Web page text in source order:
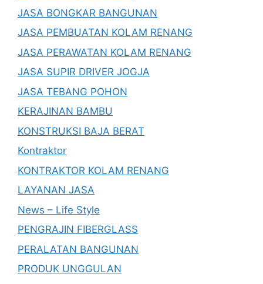
JASA BONGKAR BANGUNAN
JASA PEMBUATAN KOLAM RENANG
JASA PERAWATAN KOLAM RENANG
JASA SUPIR DRIVER JOGJA
JASA TEBANG POHON
KERAJINAN BAMBU
KONSTRUKSI BAJA BERAT
Kontraktor
KONTRAKTOR KOLAM RENANG
LAYANAN JASA
News – Life Style
PENGRAJIN FIBERGLASS
PERALATAN BANGUNAN
PRODUK UNGGULAN